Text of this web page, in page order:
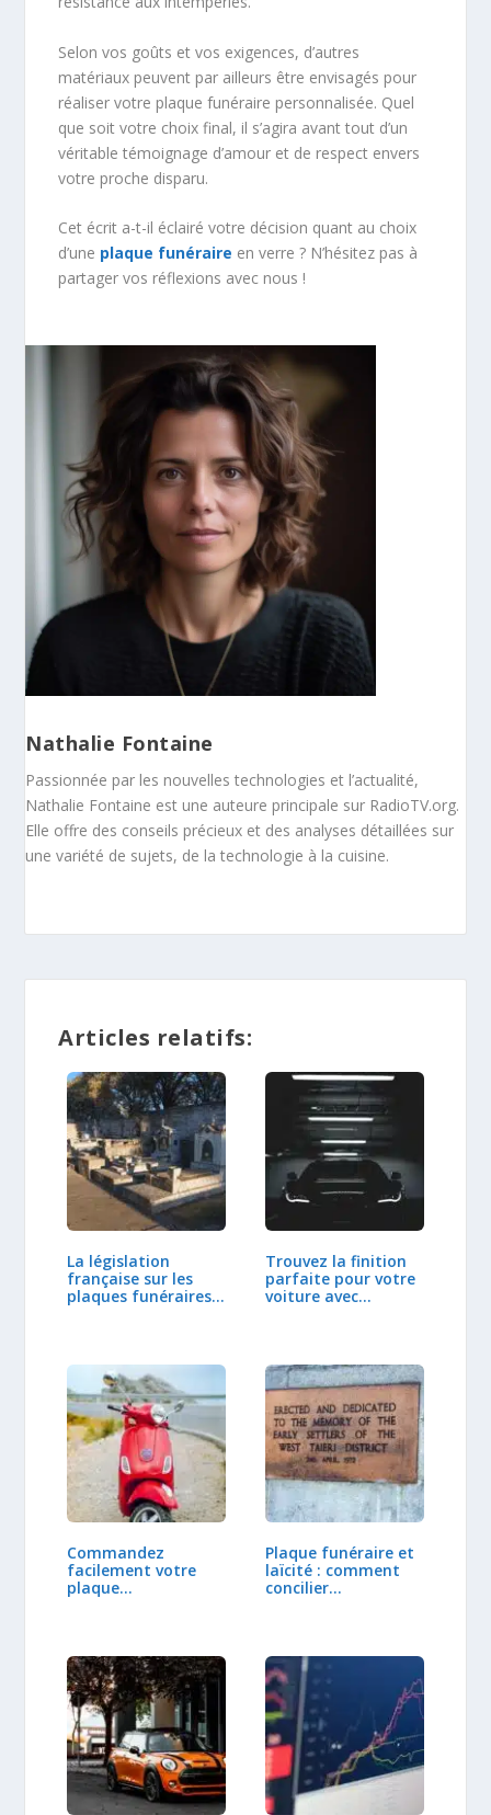
Selon vos goûts et vos exigences, d’autres
matériaux peuvent par ailleurs être envisagés pour
réaliser votre plaque funéraire personnalisée. Quel
que soit votre choix final, il s’agira avant tout d’un
véritable témoignage d’amour et de respect envers
votre proche disparu.
Cet écrit a-t-il éclairé votre décision quant au choix
d’une plaque funéraire en verre ? N’hésitez pas à
partager vos réflexions avec nous !
Nathalie Fontaine
Passionnée par les nouvelles technologies et l’actualité,
Nathalie Fontaine est une auteure principale sur RadioTV.org.
Elle offre des conseils précieux et des analyses détaillées sur
une variété de sujets, de la technologie à la cuisine.
Articles relatifs:
La législation
française sur les
plaques funéraires…
Trouvez la finition
parfaite pour votre
voiture avec…
Commandez
facilement votre
plaque
Plaque funéraire et
laïcité : comment
concilier…